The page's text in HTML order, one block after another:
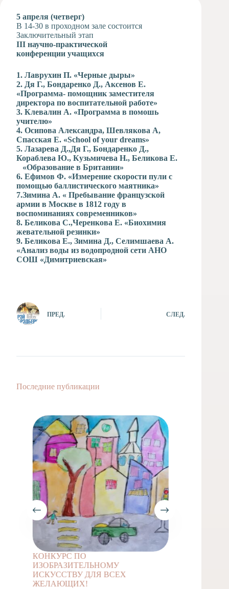
студия
Музыкальное
отделение
Психологическая
Тьюторская
служба
5 апреля (четверг)
В 14-30 в проходном зале состоится
Заключительный этап
III научно-практической
конференции учащихся
1. Лаврухин П. «Черные дыры»
2. Дя Г., Бондаренко Д., Аксенов Е.
«Программа- помощник заместителя
директора по воспитательной работе»
3. Клевалин А. «Программа в помошь
учителю»
4. Осипова Александра, Шевлякова А,
Спасская Е. «School of your dreams»
5. Лазарева Д.,Дя Г., Бондаренко Д.,
Кораблева Ю., Кузьмичева Н., Беликова Е.
«Образование в Британии»
6. Ефимов Ф. «Измерение скорости пули с
помощью баллистического маятника»
7.Зимина А. « Пребывание французской
армии в Москве в 1812 году в
воспоминаниях современников»
8. Беликова С.,Черенкова Е. «Биохимия
жевательной резинки»
9. Беликова Е., Зимина Д., Селимшаева А.
«Анализ воды из водопродной сети АНО
СОШ «Димитриевская»
ПРЕД. СЛЕД.
Последние публикации
КОНКУРС ПО
ИЗОБРАЗИТЕЛЬНОМУ
ИСКУССТВУ ДЛЯ ВСЕХ
ЖЕЛАЮЩИХ!